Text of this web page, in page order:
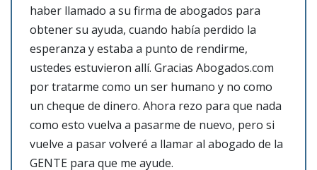
haber llamado a su firma de abogados para
obtener su ayuda, cuando había perdido la
esperanza y estaba a punto de rendirme,
ustedes estuvieron allí. Gracias Abogados.com
por tratarme como un ser humano y no como
un cheque de dinero. Ahora rezo para que nada
como esto vuelva a pasarme de nuevo, pero si
vuelve a pasar volveré a llamar al abogado de la
GENTE para que me ayude.